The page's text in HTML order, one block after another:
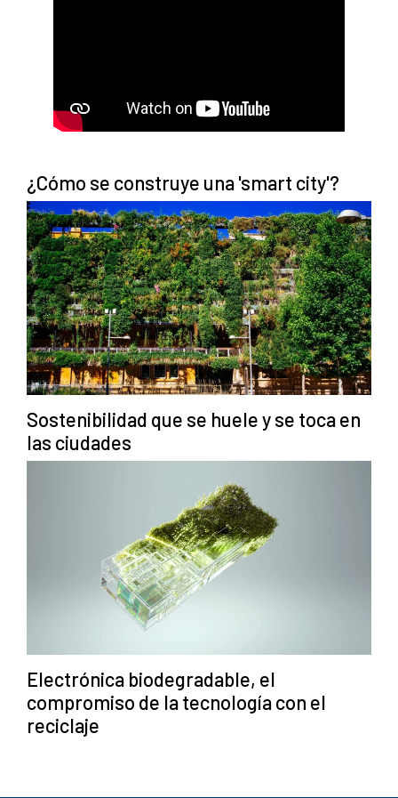
¿Cómo se construye una 'smart city'?
Sostenibilidad que se huele y se toca en
las ciudades
Electrónica biodegradable, el
compromiso de la tecnología con el
reciclaje